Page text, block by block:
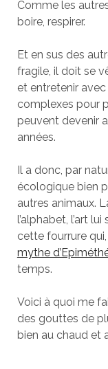
Comme les
boire, respirer.
Et en sus des
fragile, il doit se
et entretenir
complexes pour
peuvent devenir
années.
Il a donc, par
écologique bien
autres animaux.
l’alphabet, l’art
cette fourrure
mythe
temps.
Voici à quoi me
des gouttes de
bien au chaud et